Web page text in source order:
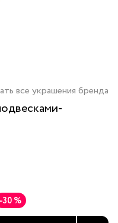
все украшения бренда
-30 %